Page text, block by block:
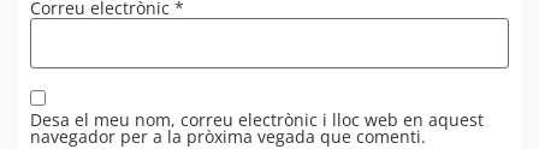
Correu electrònic *
Desa el meu nom, correu electrònic i lloc web en aquest
navegador per a la pròxima vegada que comenti.